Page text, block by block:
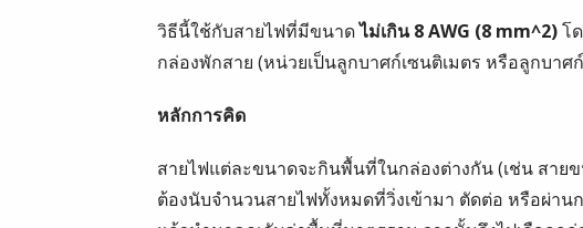
วิธีนี้ใช้กับสายไฟที่มีขนาดไม่เกิน 8 AWG (8 mm^2)โ
กล่องพักสาย (หน่วยเป็นลูกบาศก์เซนติเมตร หรือลูกบาศ
หลักการคิด
สายไฟแต่ละขนาดจะกินพื้นที่ในกล่องต่างกัน (เช่น สายข
ต้องนับจำนวนสายไฟทั้งหมดที่วิ่งเข้ามา ตัดต่อ หรือผ่า